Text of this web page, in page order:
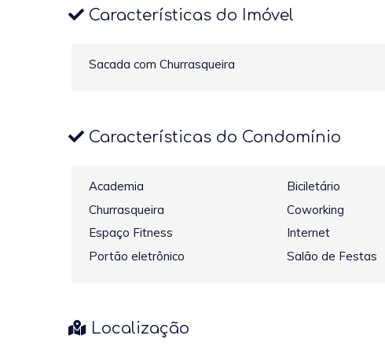
Características do Imóvel
Sacada com Churrasqueira
Características do Condomínio
Academia Biciletário
Churrasqueira
Coworking
Espaço Fitness
Internet
Portão eletrônico
Salão de Festas
Localização